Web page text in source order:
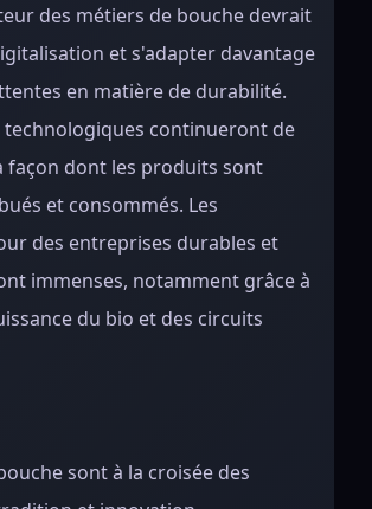
des métiers de bouche devrait
et s'adapter davantage
en matière de durabilité.
technologiques continueront de
façon dont les produits sont
et consommés. Les
des entreprises durables et
immenses, notamment grâce à
du bio et des circuits
sont à la croisée des